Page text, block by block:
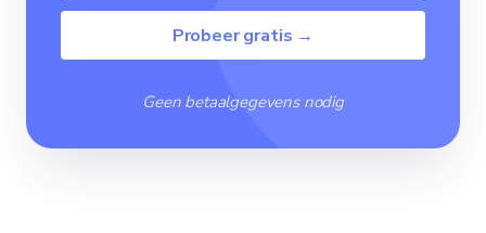
Probeer gratis →
Geen betaalgegevens nodig